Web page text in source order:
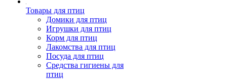
Товары для птиц
Домики для птиц
Игрушки для птиц
Корм для птиц
Лакомства для птиц
Посуда для птиц
Средства гигиены для
птиц